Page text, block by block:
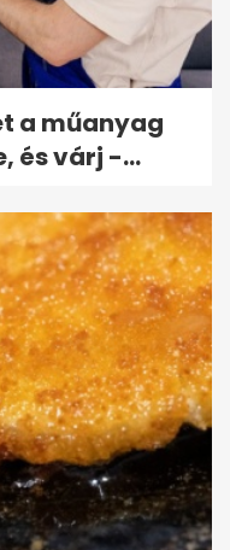
a műanyag
és várj -...